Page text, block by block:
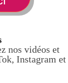
nos vidéos et
Instagram et